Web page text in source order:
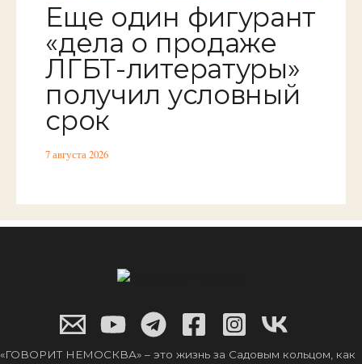
Еще один фигурант
«дела о продаже
ЛГБТ-литературы»
получил условный
срок
7 августа 2026
«ГОВОРИТ НЕМОСКВА» – это жизнь за Садовым кольцом, как